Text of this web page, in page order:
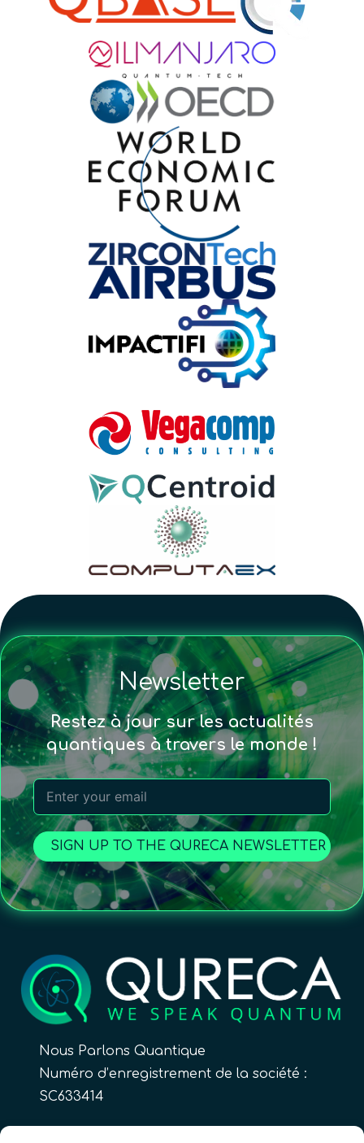
Nous Parlons Quantique
Numéro d’enregistrement de la société :
SC633414
Newsletter
Restez à jour sur les actualités
quantiques à travers le monde !
SIGN UP TO THE QURECA NEWSLETTER